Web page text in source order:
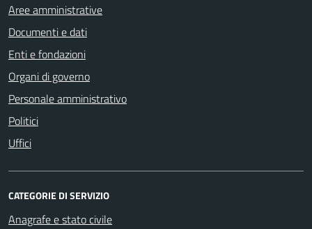
Aree amministrative
Documenti e dati
Enti e fondazioni
Organi di governo
Personale amministrativo
Politici
Uffici
CATEGORIE DI SERVIZIO
Anagrafe e stato civile